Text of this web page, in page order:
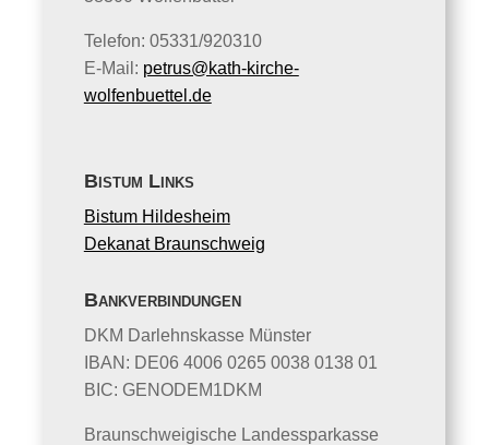
Telefon: 05331/920310
E-Mail: petrus@kath-kirche-
wolfenbuettel.de
Bistum Links
Bistum Hildesheim
Dekanat Braunschweig
Bankverbindungen
DKM Darlehnskasse Münster
IBAN: DE06 4006 0265 0038 0138 01
BIC: GENODEM1DKM
Braunschweigische Landessparkasse